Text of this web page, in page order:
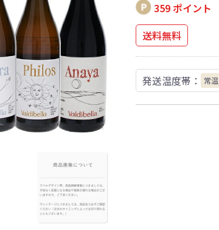
359 ポイント
送料無料
発送温度帯： 常温